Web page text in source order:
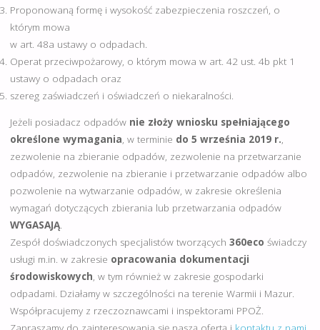
Proponowaną formę i wysokość zabezpieczenia roszczeń, o
którym mowa
w art. 48a ustawy o odpadach.
Operat przeciwpożarowy, o którym mowa w art. 42 ust. 4b pkt 1
ustawy o odpadach oraz
szereg zaświadczeń i oświadczeń o niekaralności.
Jeżeli posiadacz odpadów nie złoży wniosku spełniającego
określone wymagania, w terminie do 5 września 2019 r.,
zezwolenie na zbieranie odpadów, zezwolenie na przetwarzanie
odpadów, zezwolenie na zbieranie i przetwarzanie odpadów albo
pozwolenie na wytwarzanie odpadów, w zakresie określenia
wymagań dotyczących zbierania lub przetwarzania odpadów
WYGASAJĄ.
Zespół doświadczonych specjalistów tworzących 360eco świadczy
usługi m.in. w zakresie opracowania dokumentacji
środowiskowych, w tym również w zakresie gospodarki
odpadami. Działamy w szczególności na terenie Warmii i Mazur.
Współpracujemy z rzeczoznawcami i inspektorami PPOŻ.